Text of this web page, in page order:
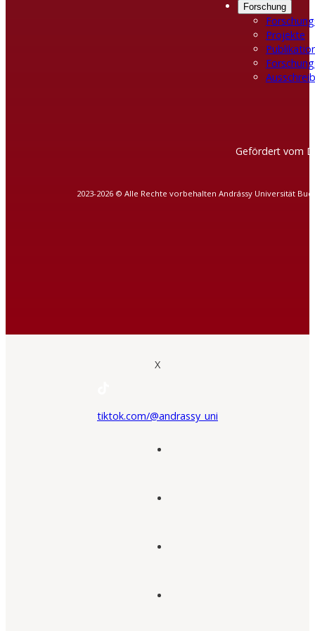
Forschung
Projekte
Gefördert vom
2023-2026 © Alle Rechte vorbehalten Andrássy Universität
X
tiktok.com/@andrassy_uni